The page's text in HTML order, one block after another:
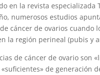
en la revista especializada
numerosos estudios
cáncer de ovarios cuando
la región perineal (pubis y
de cáncer de ovario son
de generación